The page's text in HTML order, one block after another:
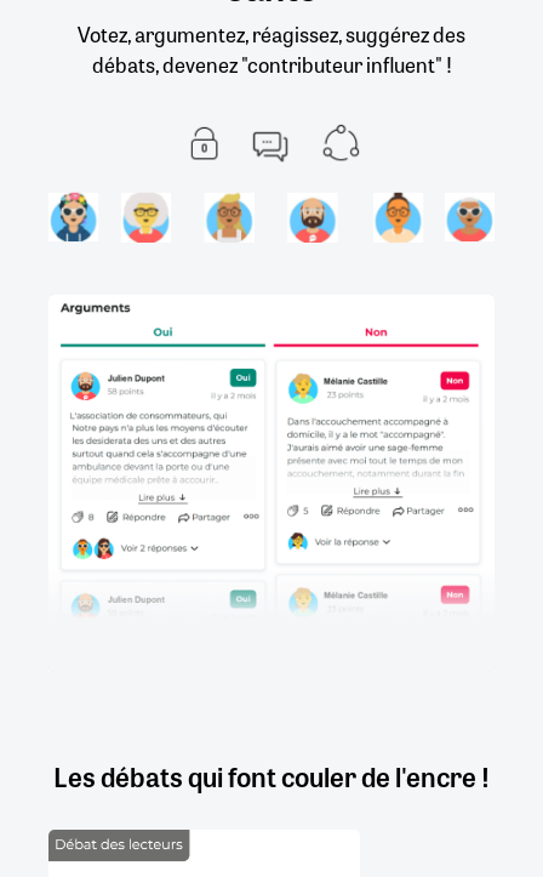
Votez, argumentez, réagissez, suggérez des
débats, devenez "contributeur influent" !
Les débats qui font couler de l'encre !